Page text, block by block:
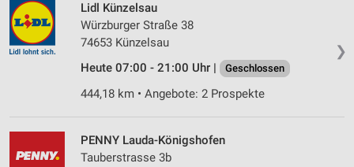
❯
Lidl Künzelsau
Würzburger Straße 38
74653 Künzelsau
Heute 07:00 - 21:00 Uhr |
Geschlossen
444,18 km • Angebote: 2 Prospekte
PENNY Lauda-Königshofen
Tauberstrasse 3b